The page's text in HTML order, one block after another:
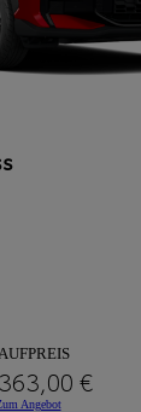
€
Angebot